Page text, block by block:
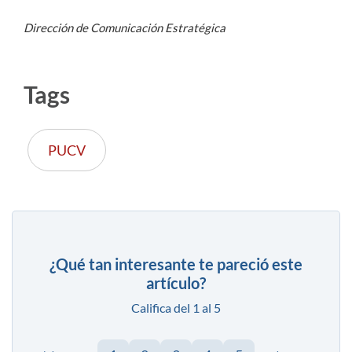
Dirección de Comunicación Estratégica
Tags
PUCV
¿Qué tan interesante te pareció este
artículo?
Califica del 1 al 5